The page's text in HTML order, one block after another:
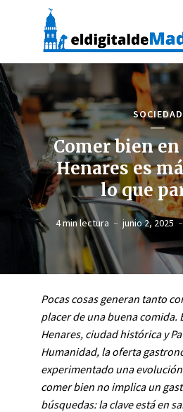
SOCIEDAD
Comer bien
Henares es
lo que
4 min lectura junio 2, 2025
Pocas cosas generan tanto
placer de una buena comida.
Henares, ciudad histórica y
Humanidad, la oferta
experimentado una
comer bien no implica un
búsquedas: la clave está en